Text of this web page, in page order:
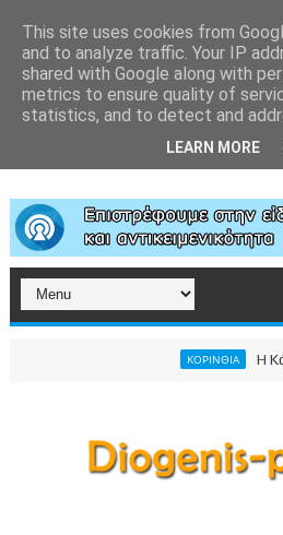
Η Κόρινθος
This site uses cookies from
and to analyze traffic. Your IP
shared with Google along with
metrics to ensure quality of
statistics, and to detect and
LEARN MORE